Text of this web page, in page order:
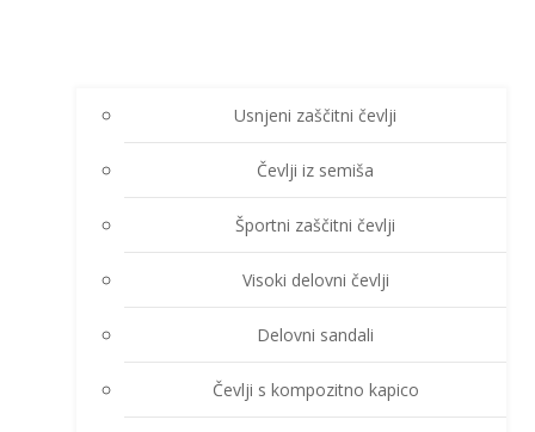
Usnjeni zaščitni čevlji
Čevlji iz semiša
Športni zaščitni čevlji
Visoki delovni čevlji
Delovni sandali
Čevlji s kompozitno kapico